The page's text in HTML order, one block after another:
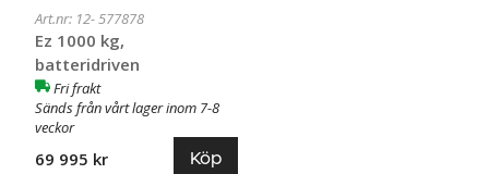
Art.nr: 12-577878
Ez 1000 kg,
batteridriven
Fri frakt
Sänds från vårt lager inom 7-8
veckor
69 995 kr Köp